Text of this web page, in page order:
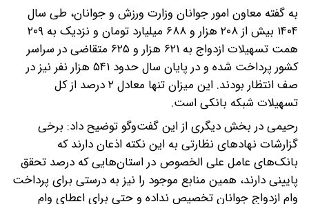
به گفته معاون امور جوانان وزارت ورزش و جوانان، طی سال
۱۴۰۴ بیش از ۲۰۸ هزار و ۶۸۸ میلیارد تومان و نزدیک به ۲۰۹
همت تسهیلات ازدواج به ۶۲۱ هزار و ۶۲۵ متقاضی در سراسر
کشور پرداخت شده و در پایان سال حدود ۵۴۱ هزار نفر نیز در
صف انتظار بودند. این میزان تنها معادل ۲ درصد از کل
تسهیلات شبکه بانکی است.
رحیمی در بخش دیگری از این گفت‌و‌گو توضیح داد: برخی
گزارشات نهاد‌های نظارتی به این نکته اذعان دارند که
بانک‌های عامل علی الخصوص در استان‌هایی که درصد تحقق
پایینی دارند، همین منابع موجود را نیز به درستی برای پرداخت
وام ازدواج جوانان تخصیص نداده و حتی برای اعطای وام